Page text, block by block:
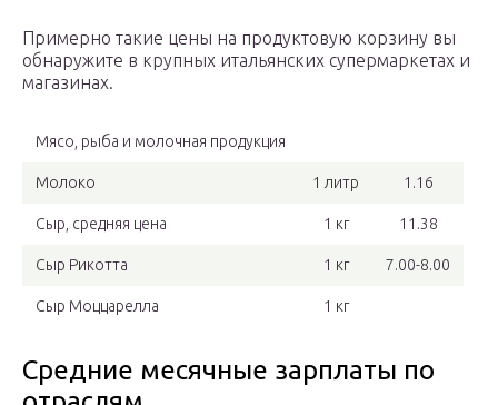
Примерно такие цены на продуктовую корзину вы
обнаружите в крупных итальянских супермаркетах и
магазинах.
Мясо, рыба и молочная продукция
Молоко 1 литр 1.16
Сыр, средняя цена 1 кг 11.38
Сыр Рикотта 1 кг 7.00-8.00
Сыр Моццарелла 1 кг
Средние месячные зарплаты по